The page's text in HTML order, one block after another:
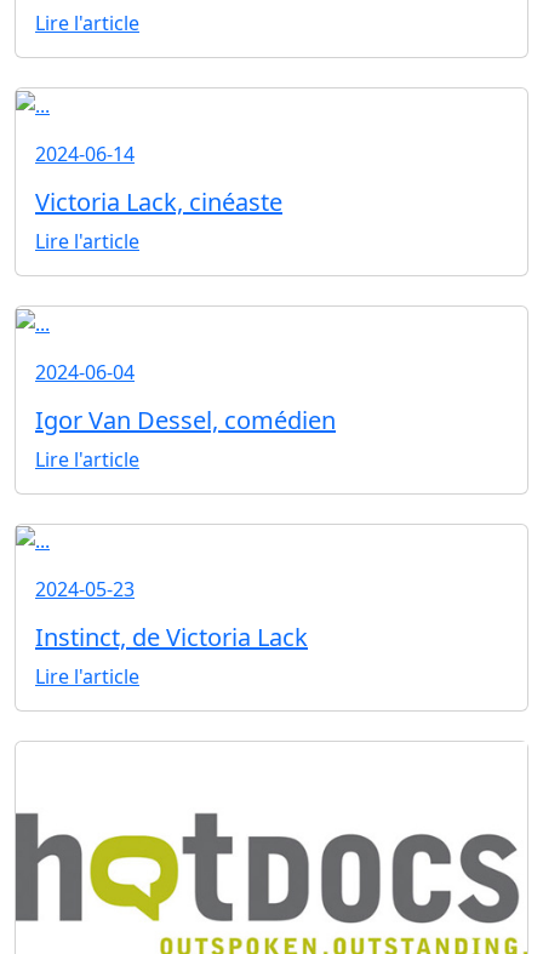
Lire l'article
2024-06-14
Victoria Lack, cinéaste
Lire l'article
2024-06-04
Igor Van Dessel, comédien
Lire l'article
2024-05-23
Instinct, de Victoria Lack
Lire l'article